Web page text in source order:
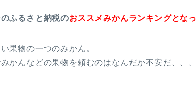
ふるさと納税のおススメみかんランキングとな
果物の一つのみかん。
かんなどの果物を頼むのはなんだか不安だ、、